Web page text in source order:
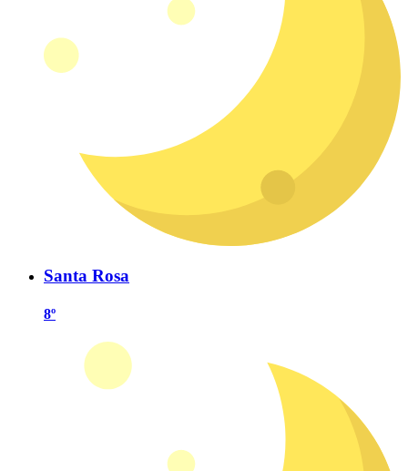
Santa Rosa
8º